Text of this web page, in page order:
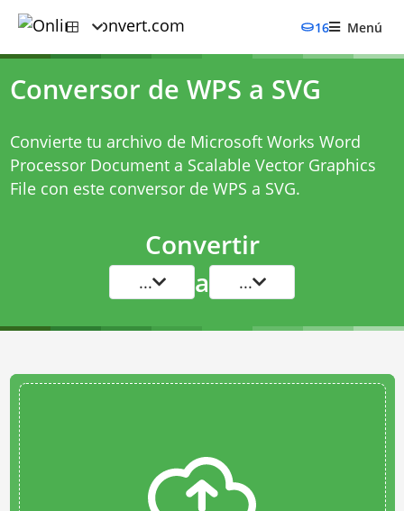
16 Menú
Conversor de WPS a SVG
Convierte tu archivo de Microsoft Works Word
Processor Document a Scalable Vector Graphics
File con este conversor de WPS a SVG.
Convertir
... a ...